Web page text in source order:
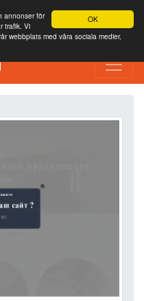
OK
annonser för
trafik. Vi
webbplats med våra sociala medier,